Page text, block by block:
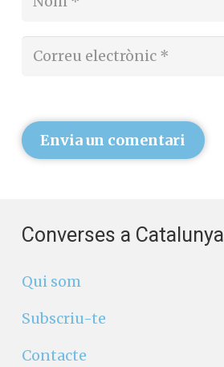
Envia un comentari
Converses a Catalunya
Qui som
Subscriu-te
Contacte